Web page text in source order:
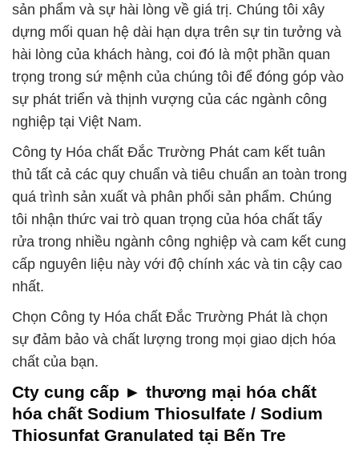
sản phẩm và sự hài lòng về giá trị. Chúng tôi xây
dựng mối quan hệ dài hạn dựa trên sự tin tưởng và
hài lòng của khách hàng, coi đó là một phần quan
trọng trong sứ mệnh của chúng tôi để đóng góp vào
sự phát triển và thịnh vượng của các ngành công
nghiệp tại Việt Nam.
Công ty Hóa chất Đắc Trường Phát cam kết tuân
thủ tất cả các quy chuẩn và tiêu chuẩn an toàn trong
quá trình sản xuất và phân phối sản phẩm. Chúng
tôi nhận thức vai trò quan trọng của hóa chất tẩy
rửa trong nhiều ngành công nghiệp và cam kết cung
cấp nguyên liệu này với độ chính xác và tin cậy cao
nhất.
Chọn Công ty Hóa chất Đắc Trường Phát là chọn
sự đảm bảo và chất lượng trong mọi giao dịch hóa
chất của bạn.
Cty cung cấp ► thương mại hóa chất
hóa chất Sodium Thiosulfate / Sodium
Thiosunfat Granulated tại Bến Tre